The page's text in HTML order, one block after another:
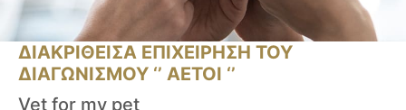
ΔΙΑΚΡΙΘΕΙΣΑ ΕΠΙΧΕΙΡΗΣΗ ΤΟΥ
ΔΙΑΓΩΝΙΣΜΟΥ ‘’ ΑΕΤΟΙ ‘’
Vet for my pet